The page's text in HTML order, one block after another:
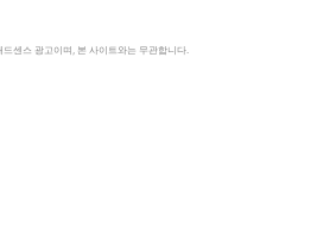
센스 광고이며, 본 사이트와는 무관합니다.